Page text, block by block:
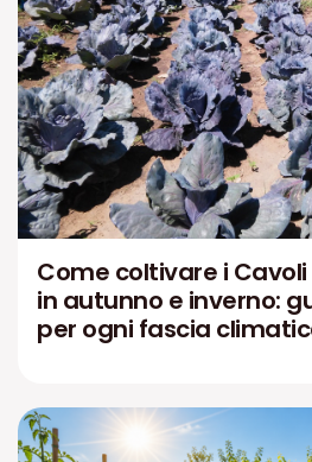
Come coltivare i
in autunno e inverno:
per ogni fascia